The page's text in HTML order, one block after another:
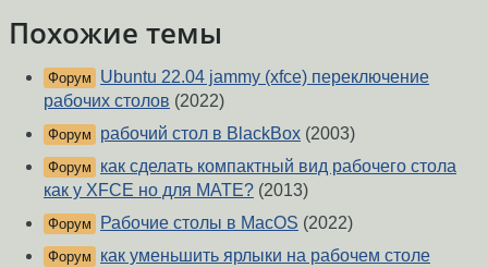
Похожие темы
Форум
Ubuntu 22.04 jammy (xfce) переключение
рабочих столов (2022)
Форум рабочий стол в BlackBox (2003)
Форум
как сделать компактный вид рабочего стола
как у XFCE но для MATE? (2013)
Форум Рабочие столы в MacOS (2022)
Форум
как уменьшить ярлыки на рабочем столе